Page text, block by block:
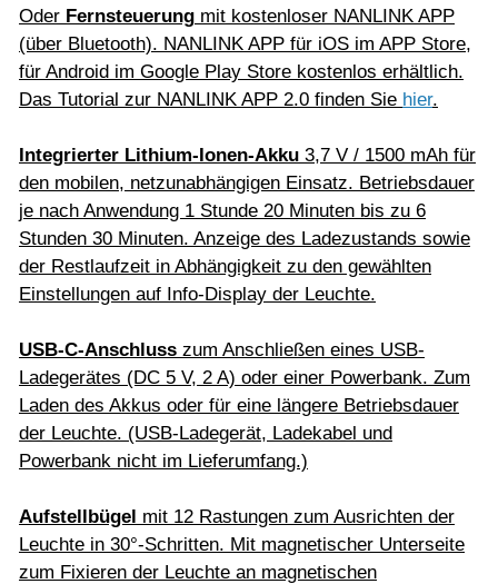
Oder Fernsteuerung mit kostenloser NANLINK APP
(über Bluetooth). NANLINK APP für iOS im APP Store,
für Android im Google Play Store kostenlos erhältlich.
Das Tutorial zur NANLINK APP 2.0 finden Sie hier.
Integrierter Lithium-Ionen-Akku 3,7 V / 1500 mAh für
den mobilen, netzunabhängigen Einsatz. Betriebsdauer
je nach Anwendung 1 Stunde 20 Minuten bis zu 6
Stunden 30 Minuten. Anzeige des Ladezustands sowie
der Restlaufzeit in Abhängigkeit zu den gewählten
Einstellungen auf Info-Display der Leuchte.
USB-C-Anschluss zum Anschließen eines USB-
Ladegerätes (DC 5 V, 2 A) oder einer Powerbank. Zum
Laden des Akkus oder für eine längere Betriebsdauer
der Leuchte. (USB-Ladegerät, Ladekabel und
Powerbank nicht im Lieferumfang.)
Aufstellbügel mit 12 Rastungen zum Ausrichten der
Leuchte in 30°-Schritten. Mit magnetischer Unterseite
zum Fixieren der Leuchte an magnetischen